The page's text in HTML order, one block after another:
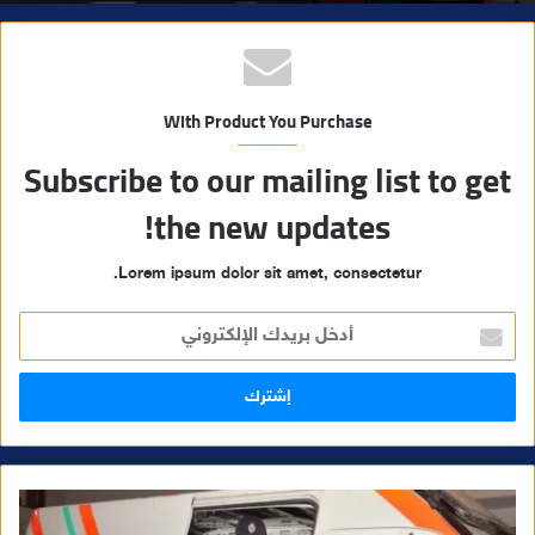
With Product You Purchase
Subscribe to our mailing list to get
the new updates!
Lorem ipsum dolor sit amet, consectetur.
خ
ل
ر
ا
ل